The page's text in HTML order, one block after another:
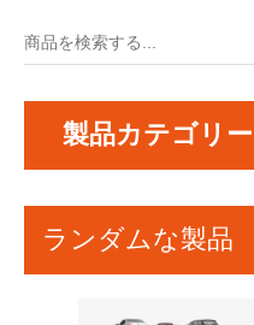
製品カテゴリー
ランダムな製品